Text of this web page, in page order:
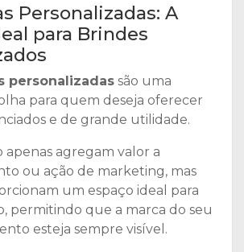
Personalizadas: A
para Brindes
personalizadas são uma
para quem deseja oferecer
e de grande utilidade.
apenas agregam valor a
ou ação de marketing, mas
um espaço ideal para
permitindo que a marca do seu
esteja sempre visível.